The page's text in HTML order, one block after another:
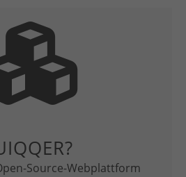
Source-Webplattform